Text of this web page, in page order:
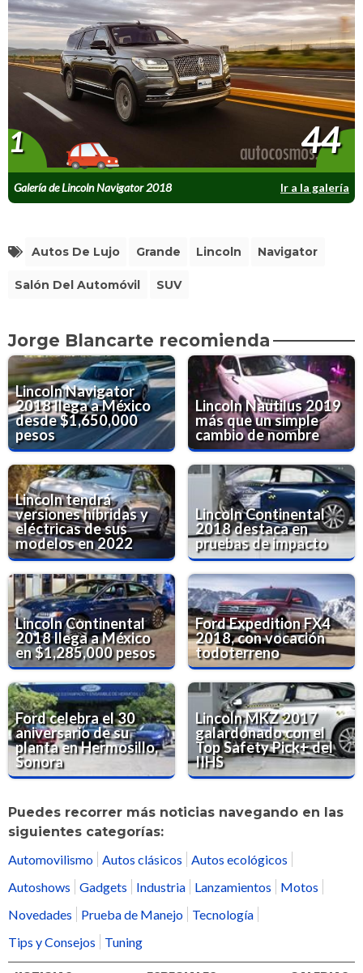
Galería de Lincoln Navigator 2018 Ir a la galería
1 44
Autos De Lujo Grande Lincoln Navigator
Salón Del Automóvil SUV
Jorge Blancarte recomienda
Lincoln Navigator
2018 llega a México
desde $1,650,000
pesos
Lincoln Nautilus 2019
más que un simple
cambio de nombre
Lincoln tendrá
versiones híbridas y
eléctricas de sus
modelos en 2022
Lincoln Continental
2018 destaca en
pruebas de impacto
Lincoln Continental
2018 llega a México
en $1,285,000 pesos
Ford Expedition FX4
2018, con vocación
todoterreno
Ford celebra el 30
aniversario de su
planta en Hermosillo,
Sonora
Lincoln MKZ 2017
galardonado con el
Top Safety Pick+ del
IIHS
Puedes recorrer más noticias navegando en las
siguientes categorías:
Automovilismo
Autos clásicos
Autos ecológicos
Autoshows
Gadgets Industria Lanzamientos
Motos
Novedades
Prueba de Manejo
Tecnología
Tips y Consejos
Tuning